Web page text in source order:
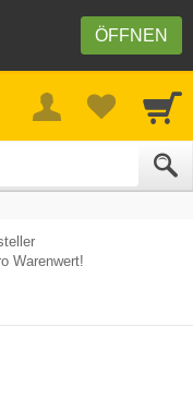
ÖFFNEN
Warenwert!